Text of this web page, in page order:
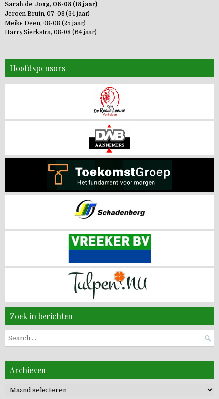
Sarah de Jong, 06-08 (18 jaar)
Jeroen Bruin, 07-08 (34 jaar)
Meike Deen, 08-08 (25 jaar)
Harry Sierkstra, 08-08 (64 jaar)
Hoofdsponsors
Zoek in berichten
Search
for:
Archieven
Archieven